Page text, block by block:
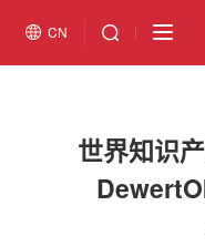
CN
世界知识